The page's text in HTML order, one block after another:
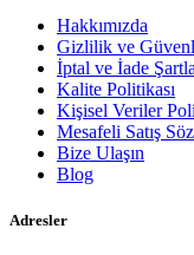
Hakkımızda
Gizlilik ve
İptal ve İade
Kalite Politikası
Kişisel Veriler
Mesafeli Satış
Bize Ulaşın
Blog
Adresler